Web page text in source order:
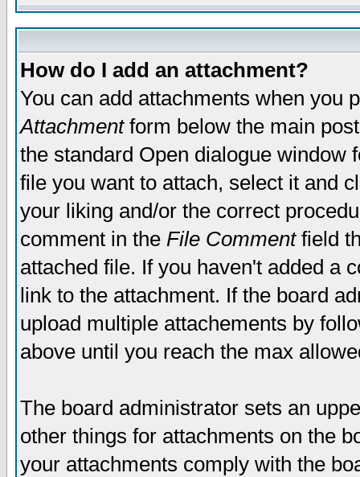
How do I add an attachment?
You can add attachments when you
Attachmentform below the main
the standard Open dialogue window
file you want to attach, select it and
your liking and/or the correct
comment in the File Commentfield
attached file. If you haven't added a
link to the attachment. If the board
upload multiple attachements by
above until you reach the max
The board administrator sets an
other things for attachments on the
your attachments comply with the